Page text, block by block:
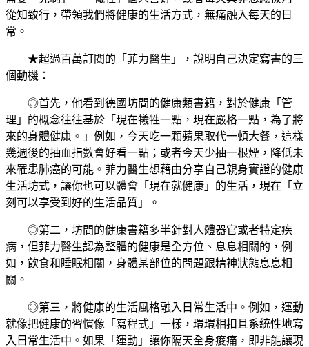
從知致行，帶領我們將健康的生活方式，無痛融入每天的日
常。
★超過百萬訂閱的「菲力醫生」，說明自己決定寫書的三
個動機：
◎首先，他看到德國坊間的健康類書籍，對於健康「管
理」的概念往往基於「現在犧牲一點，現在嚴格一點，為了將
來的身體健康。」例如，今天吃一顆蘋果取代一頓大餐，這樣
幾週後的抽血指數會好看一點；或者今天少抽一根煙，降低未
來罹患肺癌的可能。菲力醫生想藉由分享自己親身實證的健康
生活坊式，讓你也可以體會「現在就健康」的生活，現在「立
刻可以享受到好的生活品質」。
◎第二，坊間的健康書籍多半針對人體器官或者特定疾
病，但菲力醫生認為整體的健康是全方位、息息相關的，例
如，飲食和睡眠相關，身體某部位的問題跟精神狀態息息相
關。
◎第三，將健康的生活風格融入日常生活中。例如，運動
就像把健康的習慣像「寫程式」一樣，環環相扣且系統性地寫
入日常生活中。如果「運動」讓你隔天全身痠痛，即非能讓現